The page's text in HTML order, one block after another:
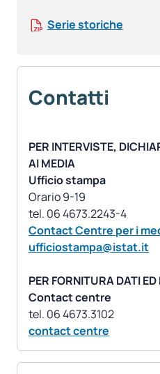
Serie storiche
Contatti
PER INTERVISTE,
AI MEDIA
Ufficio stampa
Orario 9-19
Contact Centre per i
ufficiostampa@istat.it
PER FORNITURA DATI
Contact centre
contact centre